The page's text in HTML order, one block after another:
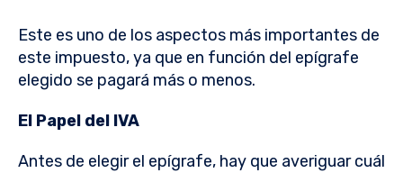
Este es uno de los aspectos más importantes de
este impuesto, ya que en función del epígrafe
elegido se pagará más o menos.
El Papel del IVA
Antes de elegir el epígrafe, hay que averiguar cuál